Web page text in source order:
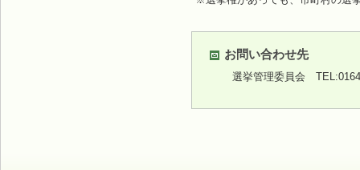
お問い合わせ先
選挙管理委員会